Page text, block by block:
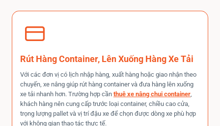
Rút Hàng Container, Lên Xuống Hàng Xe Tải
Với các đơn vị có lịch nhập hàng, xuất hàng hoặc giao nhận theo
chuyến, xe nâng giúp rút hàng container và đưa hàng lên xuống
xe tải nhanh hơn. Trường hợp cần thuê xe nâng chui container
khách hàng nên cung cấp trước loại container, chiều cao cửa,
trọng lượng pallet và vị trí đậu xe để chọn được dòng xe phù hợp
với không gian thao tác thực tế.